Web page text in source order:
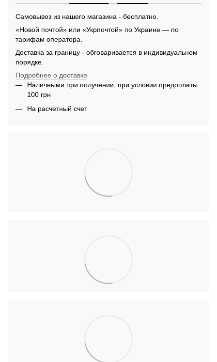
Самовывоз из нашего магазина - бесплатно.
«Новой почтой» или «Укрпочтой» по Украине — по
тарифам оператора.
Доставка за границу - обговаривается в индивидуальном
порядке.
Подробнее о доставке
Наличными при получении, при условии предоплаты
100 грн
На расчетный счет